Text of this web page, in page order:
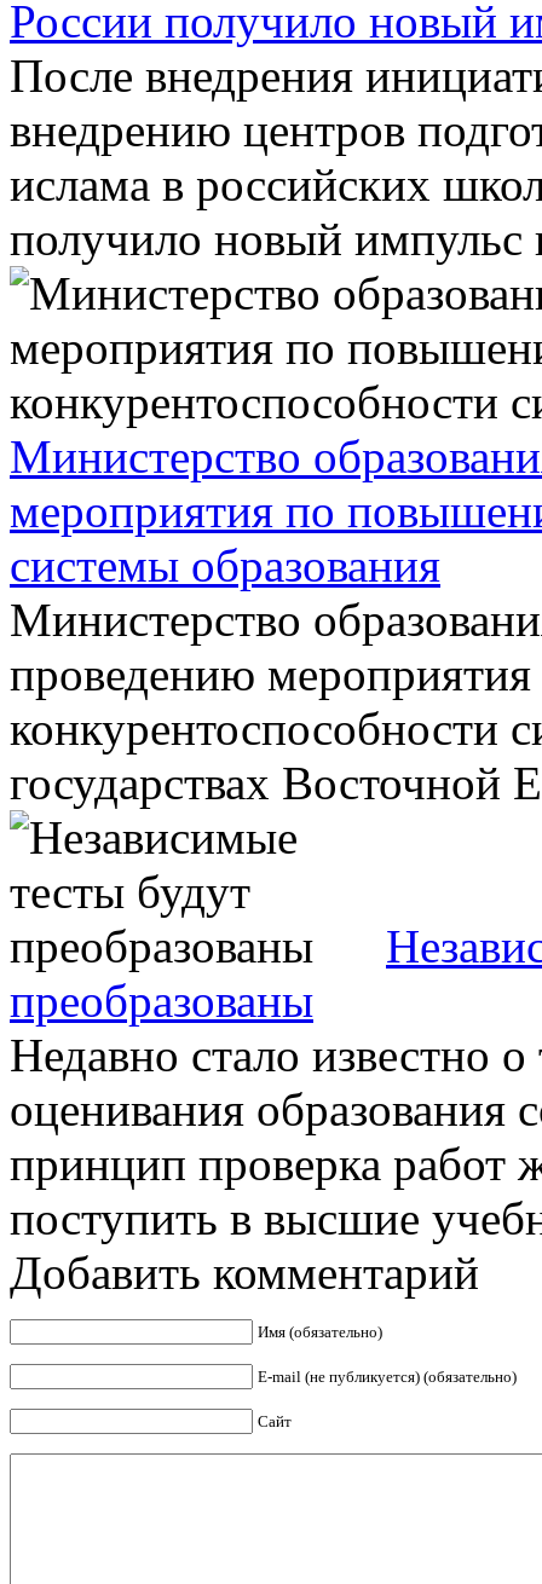
России получило новый
После внедрения
внедрению центров
ислама в российских
получило новый импульс
Министерство
мероприятия по
системы образования
Министерство
проведению
конкурентоспособности
государствах Восточной
преобразованы
Недавно стало известно
оценивания образования
принцип проверка работ
поступить в высшие
Добавить комментарий
Имя (обязательно)
E-mail (не публикуется) (обязательно)
Сайт